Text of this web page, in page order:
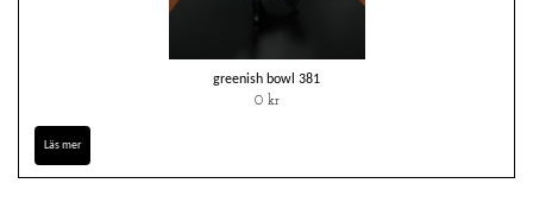
greenish bowl 381
0 kr
Läs mer